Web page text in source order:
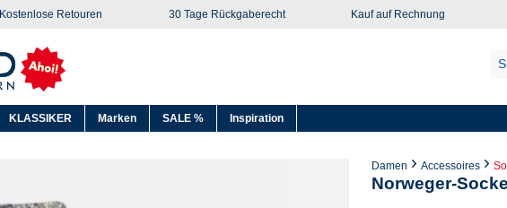
Kostenlose Retouren 30 Tage Rückgaberecht Kauf auf Rechnung
KLASSIKER Marken SALE % Inspiration
Damen Accessoires
Norweger-Socke